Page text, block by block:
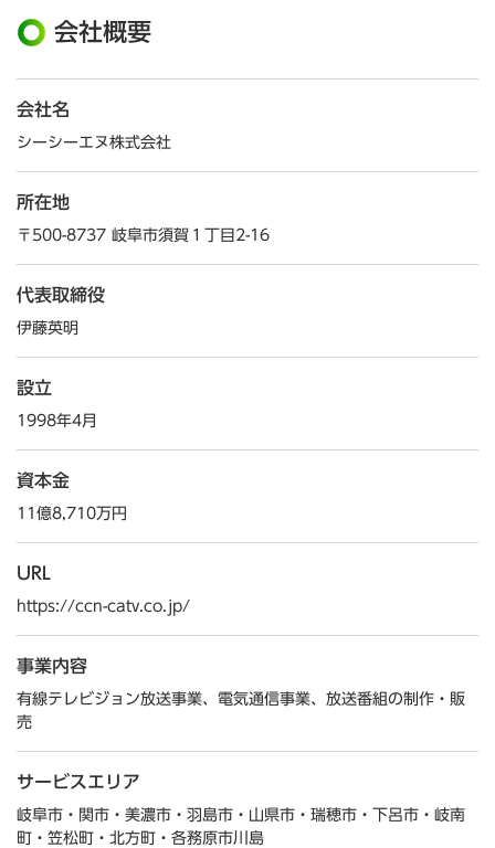
会社概要
会社名
シーシーエヌ株式会社
所在地
〒500-8737 岐阜市須賀１丁目2-16
代表取締役
伊藤英明
設立
1998年4月
資本金
11億8,710万円
URL
https://ccn-catv.co.jp/
事業内容
有線テレビジョン放送事業、電気通信事業、放送番組の制作・販
売
サービスエリア
岐阜市・関市・美濃市・羽島市・山県市・瑞穂市・下呂市・岐南
町・笠松町・北方町・各務原市川島